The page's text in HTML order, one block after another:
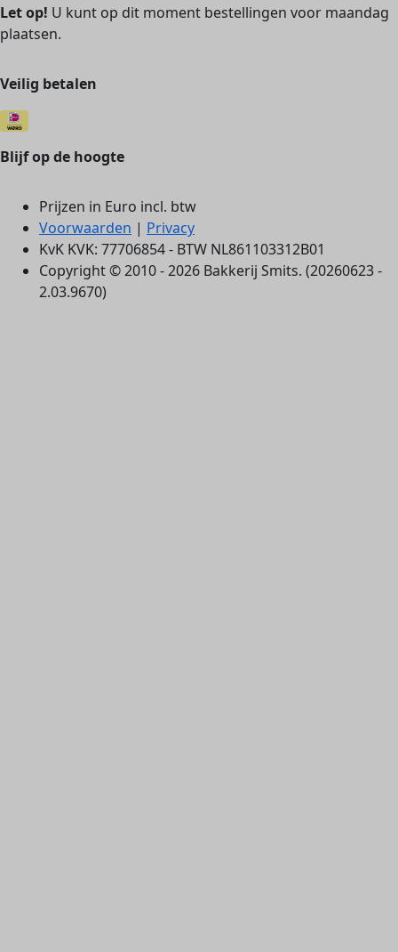
Let op! U kunt op dit moment bestellingen voor maandag
plaatsen.
Veilig betalen
Blijf op de hoogte
Prijzen in Euro incl. btw
Voorwaarden | Privacy
KvK KVK: 77706854 - BTW NL861103312B01
Copyright © 2010 - 2026 Bakkerij Smits. (20260623 -
2.03.9670)